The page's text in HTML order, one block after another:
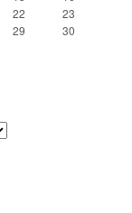
22
23
29
30